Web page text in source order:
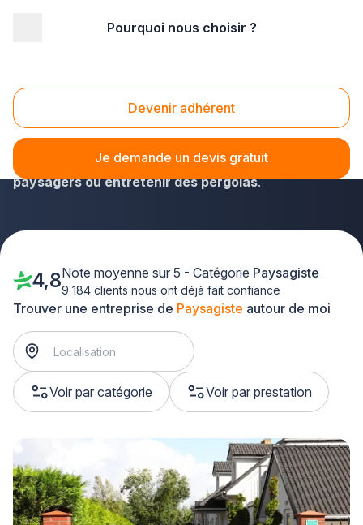
Pourquoi nous choisir ?
Devenir adhérent
Je demande un devis gratuit
Paysagiste Aquitaine
Habitants de l'Aquitaine, aidez-vous de l'annuaire de
plus-que-pro.fr pour vos travaux ! Vous dénicherez
aisément un paysagiste pouraménager des jardins
paysagers ou entretenir des pergolas.
Trouver une entreprise de Paysagiste autour de moi
Voir par catégorie Voir par prestation
4,8Note moyenne sur 5 - Catégorie Paysagiste
9 184 clients nous ont déjà fait confiance